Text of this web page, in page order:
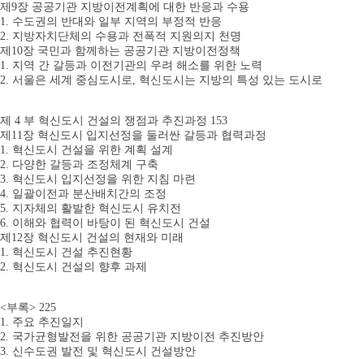
제9장 공공기관 지방이전계획에 대한 반응과 수용
1. 수도권의 반대와 일부 지역의 부정적 반응
2. 지방자치단체의 수용과 전폭적 지원의지 천명
제10장 국민과 함께하는 공공기관 지방이전정책
1. 지역 간 갈등과 이전기관의 우려 해소를 위한 노력
2. 서울은 세계 중심도시로, 혁신도시는 지방의 특성 있는 도시로
제 4 부 혁신도시 건설의 쟁점과 추진과정 153
제11장 혁신도시 입지선정을 둘러싼 갈등과 협력과정
1. 혁신도시 건설을 위한 계획 설계
2. 다양한 갈등과 조정체계 구축
3. 혁신도시 입지선정을 위한 지침 마련
4. 일괄이전과 분산배치간의 조정
5. 지자체의 활발한 혁신도시 유치전
6. 이해와 협력이 바탕이 된 혁신도시 건설
제12장 혁신도시 건설의 현재와 미래
1. 혁신도시 건설 추진현황
2. 혁신도시 건설의 향후 과제
<부록> 225
1. 주요 추진일지
2. 국가균형발전을 위한 공공기관 지방이전 추진방안
3. 신수도권 발전 및 혁신도시 건설방안